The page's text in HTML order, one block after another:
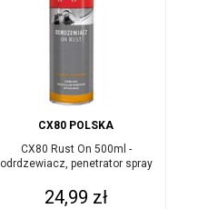
CX80 POLSKA
CX80 Rust On 500ml -
odrdzewiacz, penetrator spray
Cena
24,99 zł